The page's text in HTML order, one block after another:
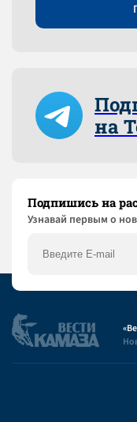
на
Подпишись на
Узнaвай первым о